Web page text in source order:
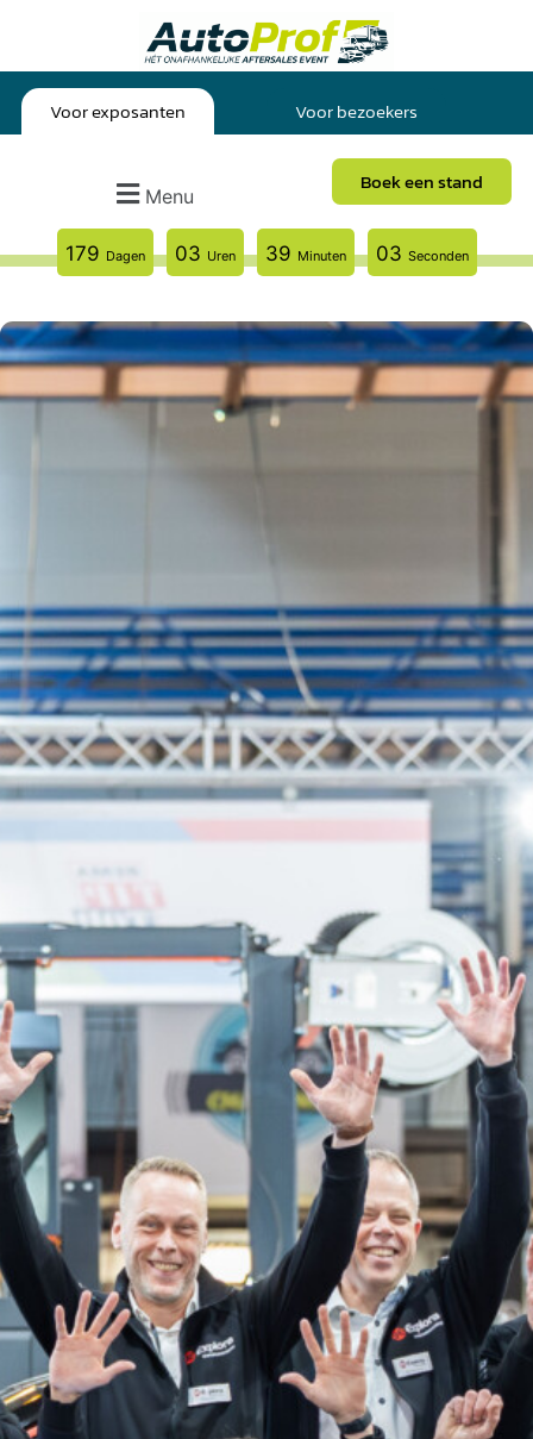
Voor exposanten Voor bezoekers
Menu
Boek een stand
179 Dagen 03 Uren 39 Minuten 02 Seconden